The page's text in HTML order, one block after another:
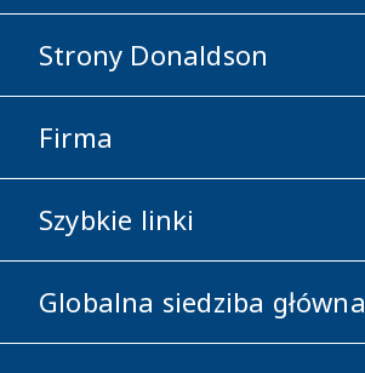
Strony Donaldson
Donaldson Life Sciences
Sklep Donaldson
Firma
Informacje o firmie
Etyka i zgodność z przepisami
Kariera
Szybkie linki
Inwestorzy
Dostawcy
Globalna siedziba główna